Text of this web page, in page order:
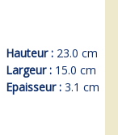
Hauteur : 23.0 cm
Largeur : 15.0 cm
Epaisseur : 3.1 cm